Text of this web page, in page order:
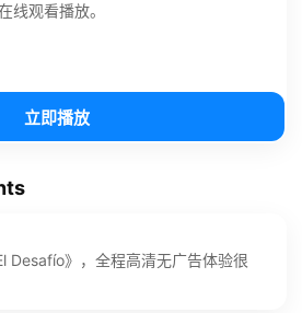
线观看播放。
立即播放
Desafío》，全程高清无广告体验很